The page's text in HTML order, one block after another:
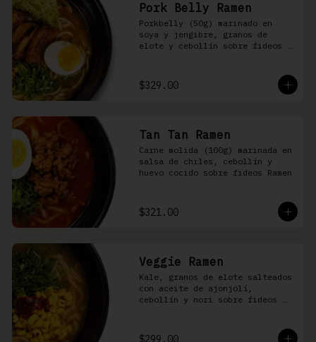
Pork Belly Ramen
Porkbelly (50g) marinado en
soya y jengibre, granos de
elote y cebollín sobre fideos
$329.00
Tan Tan Ramen
Carne molida (100g) marinada en
salsa de chiles, cebollín y
huevo cocido sobre fideos Ramen
$321.00
Veggie Ramen
Kale, granos de elote salteados
con aceite de ajonjolí,
cebollín y nori sobre fideos
$299.00